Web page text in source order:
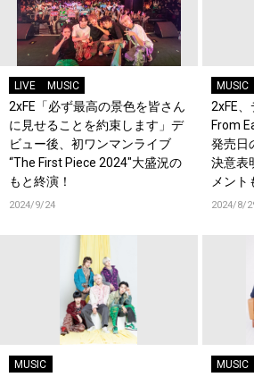
LIVE MUSIC
2xFE「必ず最高の景色を皆さん
に見せることを約束します」デ
ビュー後、初ワンマンライブ
“The First Piece 2024″大盛況の
もと終演！
2024/9/24
MUSIC
2xFE
From
発売日
決意表
メント
2024/8/
MUSIC MUSIC